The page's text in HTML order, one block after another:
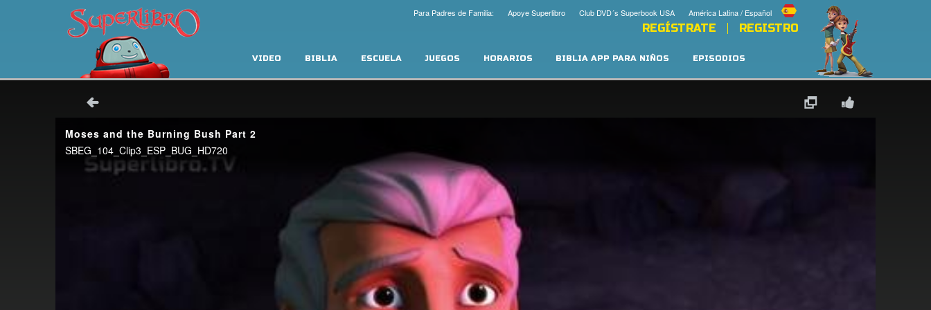
América Latina / Español
Club DVD´s Superbook USA
Apoye Superlibro
Para Padres de Familia:
REGÍSTRATE REGISTRO
VIDEO BIBLIA ESCUELA JUEGOS HORARIOS BIBLIA APP PARA NIÑOS EPISODIOS